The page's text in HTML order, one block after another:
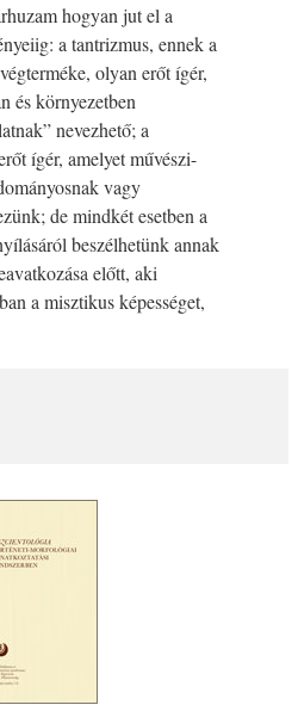
hogyan jut el a
a tantrizmus, ennek a
olyan erőt ígér,
és környezetben
nevezhető; a
ígér, amelyet művészi-
vagy
de mindkét esetben a
beszélhetünk annak
előtt, aki
a misztikus képességet,